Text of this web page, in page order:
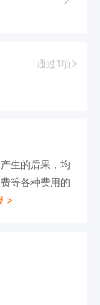
通过1项
生的后果，均
等各种费用的
>